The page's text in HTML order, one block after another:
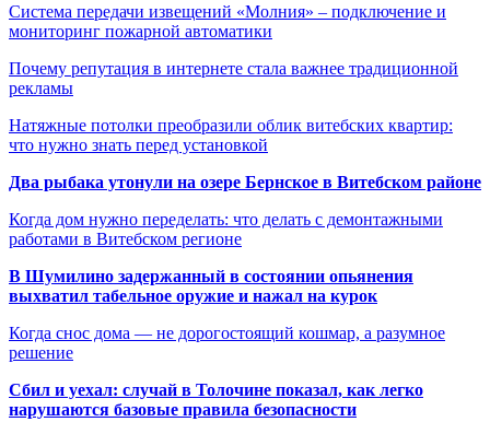
Система передачи извещений «Молния» – подключение и
мониторинг пожарной автоматики
Почему репутация в интернете стала важнее традиционной
рекламы
Натяжные потолки преобразили облик витебских квартир:
что нужно знать перед установкой
Два рыбака утонули на озере Бернское в Витебском районе
Когда дом нужно переделать: что делать с демонтажными
работами в Витебском регионе
В Шумилино задержанный в состоянии опьянения
выхватил табельное оружие и нажал на курок
Когда снос дома — не дорогостоящий кошмар, а разумное
решение
Сбил и уехал: случай в Толочине показал, как легко
нарушаются базовые правила безопасности